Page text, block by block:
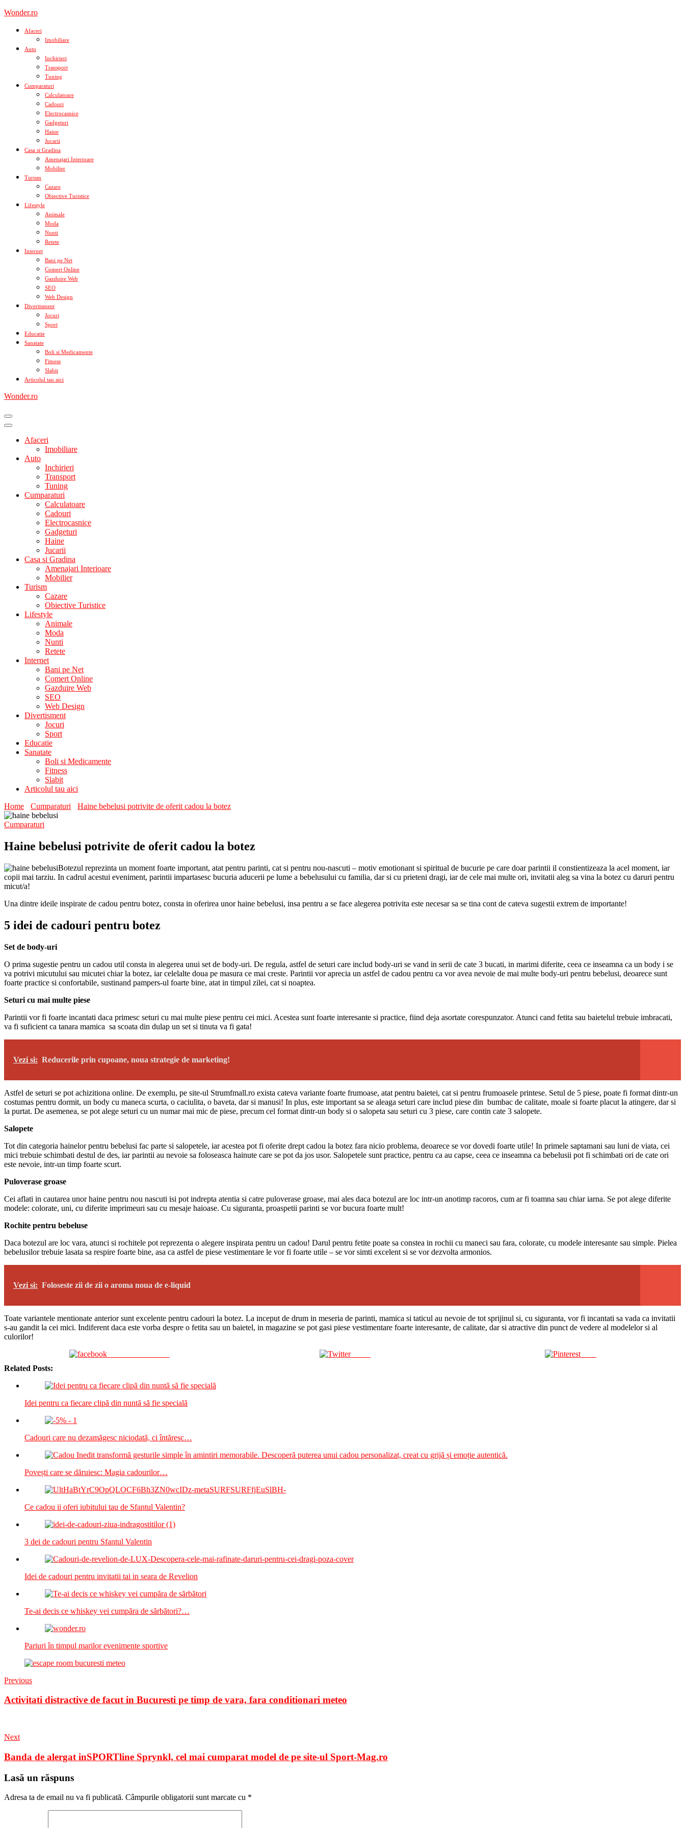
Skip
content
Wonder.ro
Afaceri
Imobiliare
Auto
Inchirieri
Transport
Tuning
Cumparaturi
Calculatoare
Cadouri
Electrocasnice
Gadgeturi
Haine
Jucarii
Casa si Gradina
Amenajari Interioare
Mobilier
Turism
Cazare
Obiective Turistice
Lifestyle
Animale
Moda
Nunti
Retete
Internet
Bani pe Net
Comert Online
Gazduire Web
SEO
Web Design
Divertisment
Jocuri
Sport
Educatie
Sanatate
Boli si Medicamente
Fitness
Slabit
Articolul tau aici
Wonder.ro
Afaceri
Imobiliare
Auto
Inchirieri
Transport
Tuning
Cumparaturi
Calculatoare
Cadouri
Electrocasnice
Gadgeturi
Haine
Jucarii
Casa si Gradina
Amenajari Interioare
Mobilier
Turism
Cazare
Obiective Turistice
Lifestyle
Animale
Moda
Nunti
Retete
Internet
Bani pe Net
Comert Online
Gazduire Web
SEO
Web Design
Divertisment
Jocuri
Sport
Educatie
Sanatate
Boli si Medicamente
Fitness
Slabit
Articolul tau aici
Home
Cumparaturi Haine bebelusi potrivite de oferit cadou la botez
Cumparaturi
Haine bebelusi potrivite de oferit cadou la botez
Botezul reprezinta un moment foarte important, atat pentru parinti, cat si pentru nou-nascuti – motiv emotionant si spiritual de bucurie pe care doar parintii il constientizeaza la acel moment, iar
copii mai tarziu. In cadrul acestui eveniment, parintii impartasesc bucuria aducerii pe lume a bebelusului cu familia, dar si cu prieteni dragi, iar de cele mai multe ori, invitatii aleg sa vina la botez cu daruri pentru
micut/a!
Una dintre ideile inspirate de cadou pentru botez, consta in oferirea unor haine bebelusi, insa pentru a se face alegerea potrivita este necesar sa se tina cont de cateva sugestii extrem de importante!
5 idei de cadouri pentru botez
Set de body-uri
O prima sugestie pentru un cadou util consta in alegerea unui set de body-uri. De regula, astfel de seturi care includ body-uri se vand in serii de cate 3 bucati, in marimi diferite, ceea ce inseamna ca un body i se
va potrivi micutului sau micutei chiar la botez, iar celelalte doua pe masura ce mai creste. Parintii vor aprecia un astfel de cadou pentru ca vor avea nevoie de mai multe body-uri pentru bebelusi, deoarece sunt
foarte practice si confortabile, sustinand pampers-ul foarte bine, atat in timpul zilei, cat si noaptea.
Seturi cu mai multe piese
Parintii vor fi foarte incantati daca primesc seturi cu mai multe piese pentru cei mici. Acestea sunt foarte interesante si practice, fiind deja asortate corespunzator. Atunci cand fetita sau baietelul trebuie imbracati,
va fi suficient ca tanara mamica sa scoata din dulap un set si tinuta va fi gata!
Vezi si: Reducerile prin cupoane, noua strategie de marketing!
Astfel de seturi se pot achizitiona online. De exemplu, pe site-ul Strumfmall.ro exista cateva variante foarte frumoase, atat pentru baietei, cat si pentru frumoasele printese. Setul de 5 piese, poate fi format dintr-un
costumas pentru dormit, un body cu maneca scurta, o caciulita, o baveta, dar si manusi! In plus, este important sa se aleaga seturi care includ piese din bumbac de calitate, moale si foarte placut la atingere, dar si
la purtat. De asemenea, se pot alege seturi cu un numar mai mic de piese, precum cel format dintr-un body si o salopeta sau seturi cu 3 piese, care contin cate 3 salopete.
Salopete
Tot din categoria hainelor pentru bebelusi fac parte si salopetele, iar acestea pot fi oferite drept cadou la botez fara nicio problema, deoarece se vor dovedi foarte utile! In primele saptamani sau luni de viata, cei
mici trebuie schimbati destul de des, iar parintii au nevoie sa foloseasca hainute care se pot da jos usor. Salopetele sunt practice, pentru ca au capse, ceea ce inseamna ca bebelusii pot fi schimbati ori de cate ori
este nevoie, intr-un timp foarte scurt.
Puloverase groase
Cei aflati in cautarea unor haine pentru nou nascuti isi pot indrepta atentia si catre puloverase groase, mai ales daca botezul are loc intr-un anotimp racoros, cum ar fi toamna sau chiar iarna. Se pot alege diferite
modele: colorate, uni, cu diferite imprimeuri sau cu mesaje haioase. Cu siguranta, proaspetii parinti se vor bucura foarte mult!
Rochite pentru bebeluse
Daca botezul are loc vara, atunci si rochitele pot reprezenta o alegere inspirata pentru un cadou! Darul pentru fetite poate sa constea in rochii cu maneci sau fara, colorate, cu modele interesante sau simple. Pielea
bebelusilor trebuie lasata sa respire foarte bine, asa ca astfel de piese vestimentare le vor fi foarte utile – se vor simti excelent si se vor dezvolta armonios.
Vezi si: Foloseste zii de zii o aroma noua de e-liquid
Toate variantele mentionate anterior sunt excelente pentru cadouri la botez. La inceput de drum in meseria de parinti, mamica si taticul au nevoie de tot sprijinul si, cu siguranta, vor fi incantati sa vada ca invitatii
s-au gandit la cei mici. Indiferent daca este vorba despre o fetita sau un baietel, in magazine se pot gasi piese vestimentare foarte interesante, de calitate, dar si atractive din punct de vedere al modelelor si al
culorilor!
Tweet
Related Posts:
Idei pentru ca fiecare clipă din nuntă să fie specială
Cadouri care nu dezamăgesc niciodată, ci întăresc…
Povești care se dăruiesc: Magia cadourilor…
Ce cadou ii oferi iubitului tau de Sfantul Valentin?
3 dei de cadouri pentru Sfantul Valentin
Idei de cadouri pentru invitatii tai in seara de Revelion
Te-ai decis ce whiskey vei cumpăra de sărbători?…
Pariuri în timpul marilor evenimente sportive
Previous
Activitati distractive de facut in Bucuresti pe timp de vara, fara conditionari meteo
Next
Banda de alergat inSPORTline Sprynkl, cel mai cumparat model de pe site-ul Sport-Mag.ro
Lasă un răspuns
Adresa ta de email nu va fi publicată. Câmpurile obligatorii sunt marcate cu *